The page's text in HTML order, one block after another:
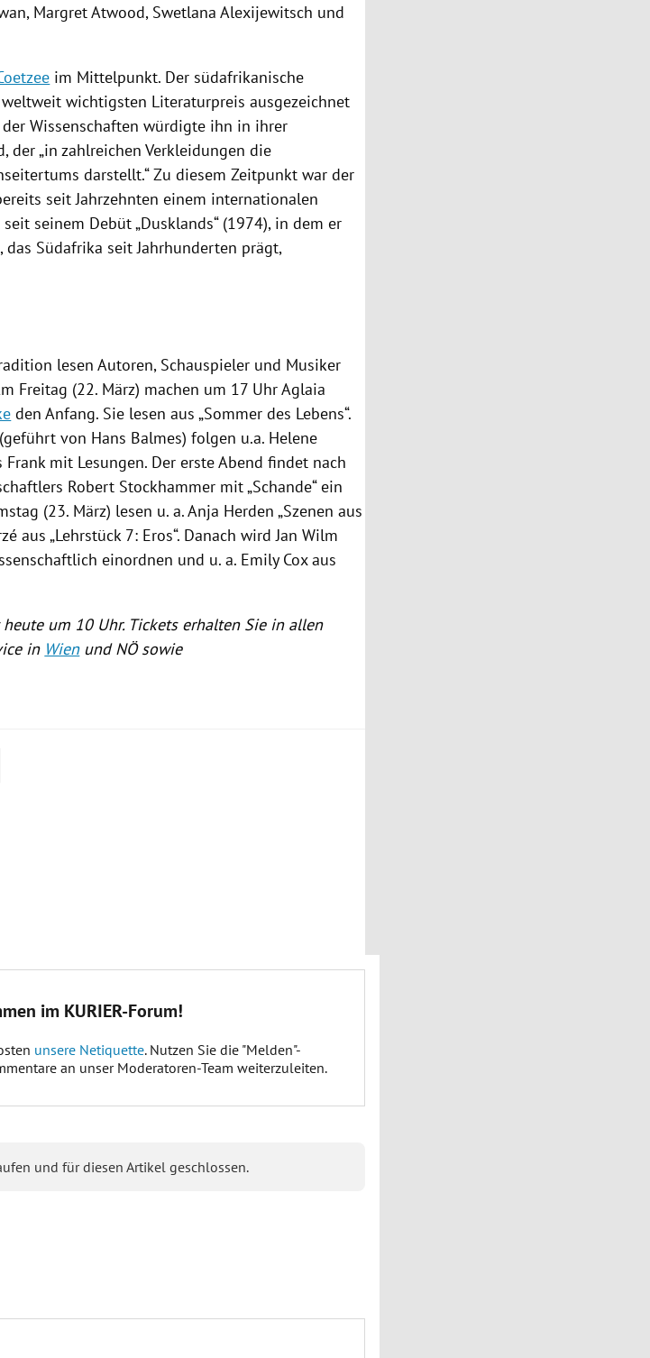
, Margret Atwood, Swetlana Alexijewitsch und
im Mittelpunkt. Der südafrikanische
wichtigsten Literaturpreis ausgezeichnet
Wissenschaften würdigte ihn in ihrer
der „in zahlreichen Verkleidungen die
darstellt.“ Zu diesem Zeitpunkt war der
seit Jahrzehnten einem internationalen
seinem Debüt „Dusklands“ (1974), in dem er
das Südafrika seit Jahrhunderten prägt,
lesen Autoren, Schauspieler und Musiker
Freitag (22. März) machen um 17 UhrAglaia
den Anfang. Sie lesen aus „Sommer des Lebens“.
(geführt von Hans Balmes) folgen u.a. Helene
Frankmit Lesungen. Der erste Abend findet nach
Robert Stockhammer mit „Schande“ ein
(23. März) lesen u. a.Anja Herden „Szenen aus
aus „Lehrstück 7: Eros“. Danach wirdJan Wilm
einordnen und u. a. Emily Coxaus
um 10 Uhr. Tickets erhalten Sie in allen
in Wienund NÖ sowie